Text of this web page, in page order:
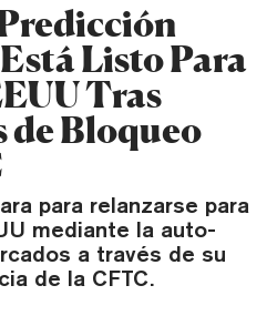
Listo Para
Tras
de Bloqueo
para relanzarse para
mediante la auto-
a través de su
de la CFTC.